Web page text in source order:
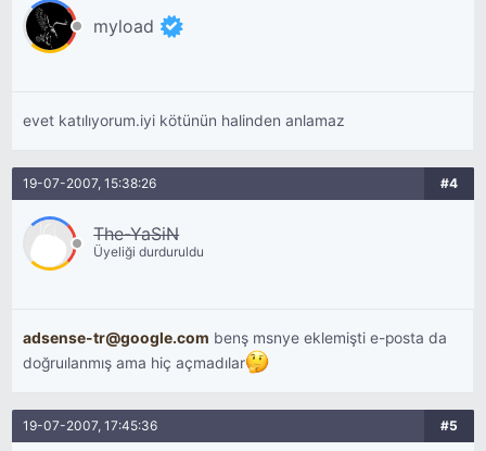
myload
evet katılıyorum.iyi kötünün halinden anlamaz
19-07-2007, 15:38:26 #4
The-YaSiN
Üyeliği durduruldu
adsense-tr@google.com benş msnye eklemişti e-posta da
doğruılanmış ama hiç açmadılar
19-07-2007, 17:45:36 #5